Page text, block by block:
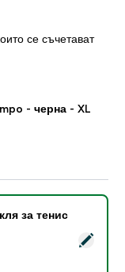
се съчетават
- черна - XL
рокля за
за тенис